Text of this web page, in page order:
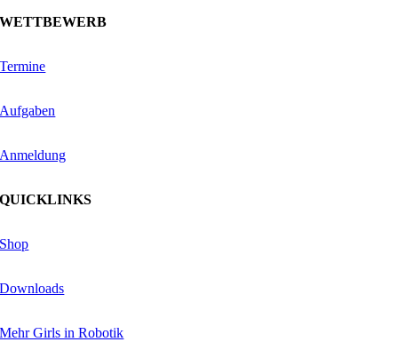
WETTBEWERB
Termine
Aufgaben
Anmeldung
QUICKLINKS
Shop
Downloads
Mehr Girls in Robotik